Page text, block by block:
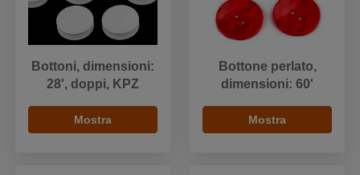
Bottoni, dimensioni:
28', doppi, KPZ
Mostra
Bottone perlato,
dimensioni: 60'
Mostra